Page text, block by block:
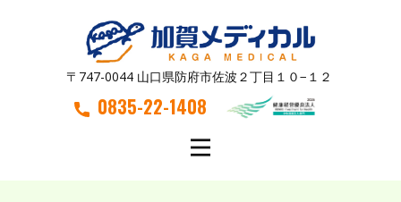
〒747-0044 山口県防府市佐波２丁目１０−１２
0835-22-1408